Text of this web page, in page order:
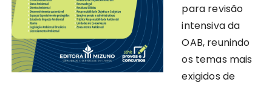
para revisão
intensiva da
OAB, reunindo
os temas mais
exigidos de